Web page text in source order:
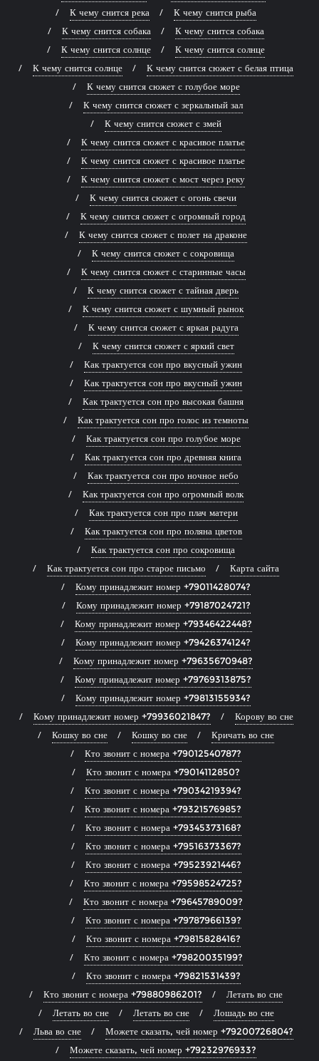
К чему снится река
К чему снится рыба
К чему снится собака
К чему снится собака
К чему снится солнце
К чему снится солнце
К чему снится солнце
К чему снится сюжет с белая птица
К чему снится сюжет с голубое море
К чему снится сюжет с зеркальный зал
К чему снится сюжет с змей
К чему снится сюжет с красивое платье
К чему снится сюжет с красивое платье
К чему снится сюжет с мост через реку
К чему снится сюжет с огонь свечи
К чему снится сюжет с огромный город
К чему снится сюжет с полет на драконе
К чему снится сюжет с сокровища
К чему снится сюжет с старинные часы
К чему снится сюжет с тайная дверь
К чему снится сюжет с шумный рынок
К чему снится сюжет с яркая радуга
К чему снится сюжет с яркий свет
Как трактуется сон про вкусный ужин
Как трактуется сон про вкусный ужин
Как трактуется сон про высокая башня
Как трактуется сон про голос из темноты
Как трактуется сон про голубое море
Как трактуется сон про древняя книга
Как трактуется сон про ночное небо
Как трактуется сон про огромный волк
Как трактуется сон про плач матери
Как трактуется сон про поляна цветов
Как трактуется сон про сокровища
Как трактуется сон про старое письмо
Карта сайта
Кому принадлежит номер +79011428074?
Кому принадлежит номер +79187024721?
Кому принадлежит номер +79346422448?
Кому принадлежит номер +79426374124?
Кому принадлежит номер +79635670948?
Кому принадлежит номер +79769313875?
Кому принадлежит номер +79813155934?
Кому принадлежит номер +79936021847?
Корову во сне
Кошку во сне
Кошку во сне
Кричать во сне
Кто звонит с номера +79012540787?
Кто звонит с номера +79014112850?
Кто звонит с номера +79034219394?
Кто звонит с номера +79321576985?
Кто звонит с номера +79345373168?
Кто звонит с номера +79516373367?
Кто звонит с номера +79523921446?
Кто звонит с номера +79598524725?
Кто звонит с номера +79645789009?
Кто звонит с номера +79787966139?
Кто звонит с номера +79815828416?
Кто звонит с номера +79820035199?
Кто звонит с номера +79821531439?
Кто звонит с номера +79880986201?
Летать во сне
Летать во сне
Летать во сне
Лошадь во сне
Льва во сне
Можете сказать, чей номер +79200726804?
Можете сказать, чей номер +79232976933?